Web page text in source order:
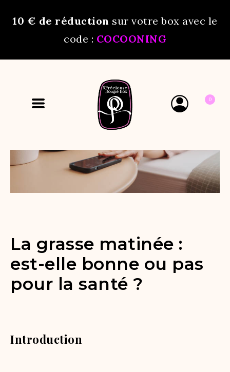
10 € de réduction sur votre box avec le
code : COCOONING
0
La grasse matinée :
est-elle bonne ou pas
pour la santé ?
Introduction